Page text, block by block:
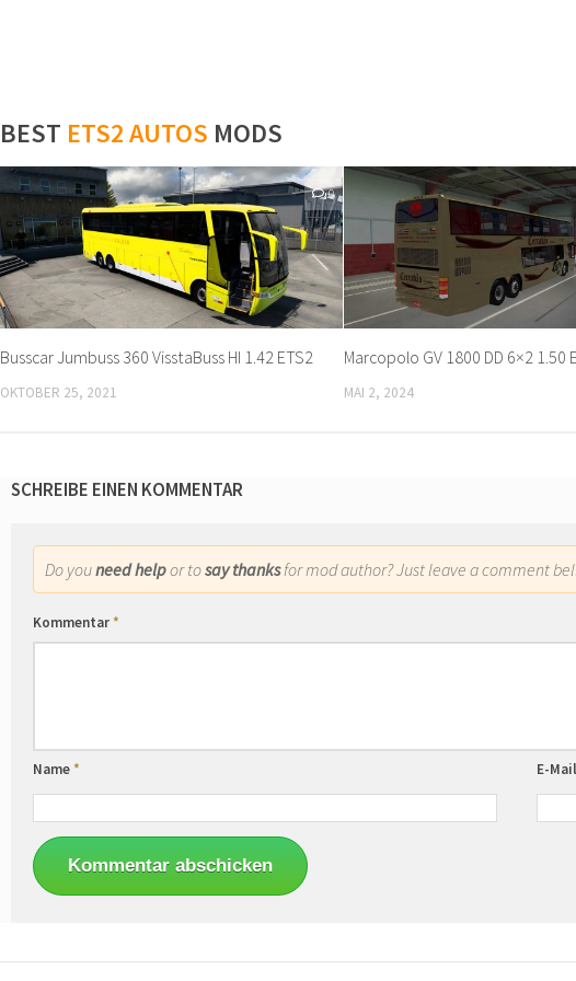
BEST ETS2 AUTOS MODS
0
Busscar Jumbuss 360 VisstaBuss HI 1.42 ETS2
OKTOBER 25, 2021
Marcopolo GV 1800 DD 6×2 1.50
MAI 2, 2024
SCHREIBE EINEN KOMMENTAR
Do youneed helpor tosay thanksfor mod author? Just leave a comment
Kommentar*
Name* E-Mail